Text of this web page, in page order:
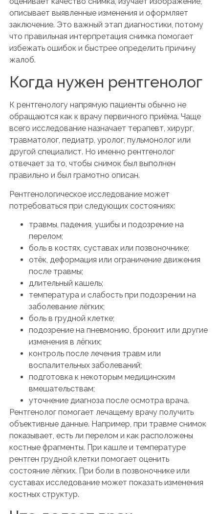
описывает выявленные изменения и оформляет
заключение. Это важный этап диагностики, потому
что правильная интерпретация снимка помогает
избежать ошибок и быстрее определить причину
жалоб.
Когда нужен рентгенолог
К рентгенологу напрямую пациенты обычно не
обращаются как к врачу первичного приёма. Чаще
всего исследование назначает терапевт, хирург,
травматолог, педиатр, уролог, пульмонолог или
другой специалист. Но именно рентгенолог
отвечает за то, чтобы снимок был выполнен
правильно и был грамотно описан.
Рентгенологическое исследование может
потребоваться при следующих состояниях:
травмы, падения, ушибы и подозрение на
перелом;
боль в костях, суставах или позвоночнике;
отёк, деформация или ограничение движения
после травмы;
длительный кашель;
температура и слабость при подозрении на
заболевание лёгких;
боль в грудной клетке;
подозрение на пневмонию, бронхит или другие
изменения в лёгких;
контроль после лечения травм или
воспалительных заболеваний;
подготовка к некоторым медицинским
вмешательствам;
уточнение диагноза после осмотра врача.
Рентгенолог помогает лечащему врачу получить
объективные данные. Например, при травме снимок
показывает, есть ли перелом и как расположены
костные фрагменты. При кашле и температуре
рентген грудной клетки помогает оценить
состояние лёгких. При боли в позвоночнике или
суставах исследование может показать изменения
костных структур.